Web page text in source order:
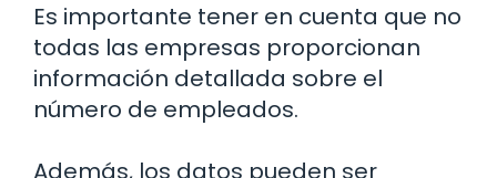
Es importante tener en cuenta que no
todas las empresas proporcionan
información detallada sobre el
número de empleados.
Además, los datos pueden ser